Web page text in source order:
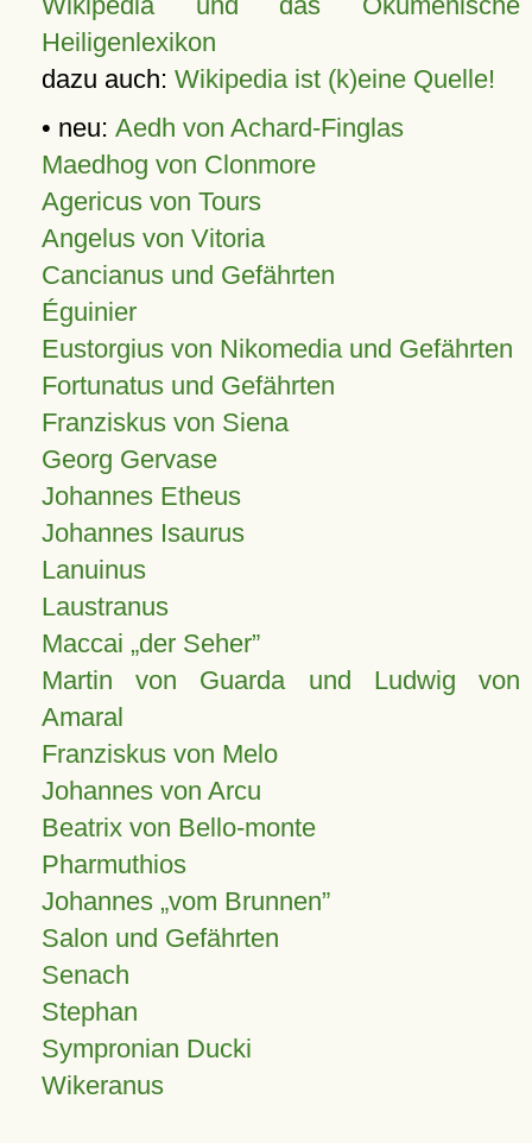
Heiligenlexikon
dazu auch: Wikipedia ist (k)eine Quelle!
• neu: Aedh von Achard-Finglas
Maedhog von Clonmore
Agericus von Tours
Angelus von Vitoria
Cancianus und Gefährten
Éguinier
Eustorgius von Nikomedia und Gefährten
Fortunatus und Gefährten
Franziskus von Siena
Georg Gervase
Johannes Etheus
Johannes Isaurus
Lanuinus
Laustranus
Maccai „der Seher”
Martin von Guarda und Ludwig von
Amaral
Franziskus von Melo
Johannes von Arcu
Beatrix von Bello-monte
Pharmuthios
Johannes vom Brunnen
Salon und Gefährten
Senach
Stephan
Sympronian Ducki
Wikeranus